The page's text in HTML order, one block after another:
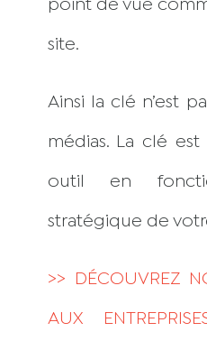
point de vue
site.
Ainsi la clé n’est
médias. La clé
outil en
stratégique de
>> DÉCOUVREZ
AUX